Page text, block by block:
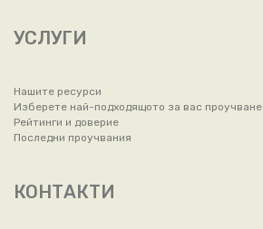
УСЛУГИ
Нашите ресурси
Изберете най-подходящото за вас проучване
Рейтинги и доверие
Последни проучвания
КОНТАКТИ